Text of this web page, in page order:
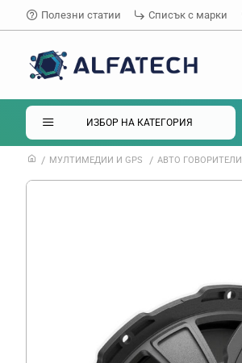
Полезни статии Списък с марки
ИЗБОР НА КАТЕГОРИЯ
МУЛТИМЕДИИ И GPS АВТО ГОВОРИТЕЛИ